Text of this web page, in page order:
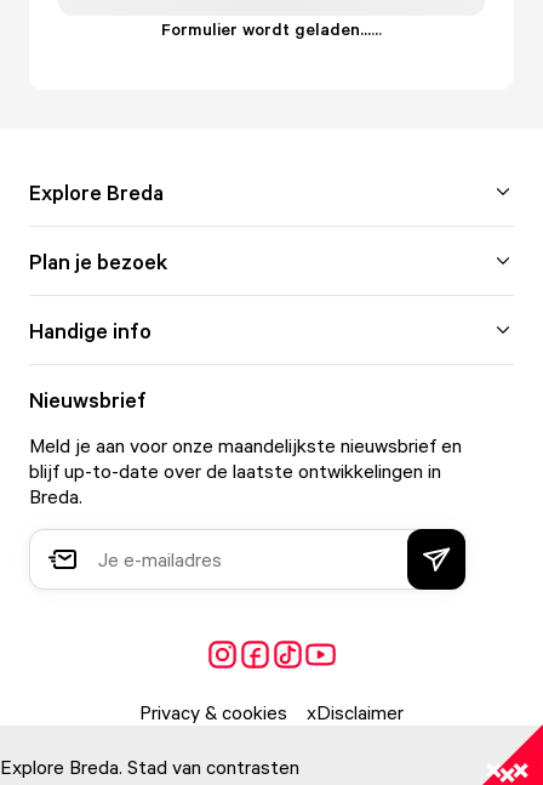
Formulier wordt geladen......
Explore Breda
Plan je bezoek
Handige info
Nieuwsbrief
Meld je aan voor onze maandelijkste nieuwsbrief en
blijf up-to-date over de laatste ontwikkelingen in
Breda.
Privacy & cookies Disclaimer
Explore Breda. Stad van contrasten